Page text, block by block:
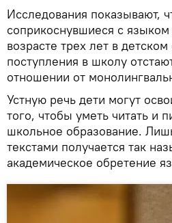
Исследования показывают,
соприкоснувшиеся с
возрасте трех лет в
поступления в школу
отношении от
Устную речь дети могут
того, чтобы уметь читать и
школьное образование.
текстами получается так
академическое обретение